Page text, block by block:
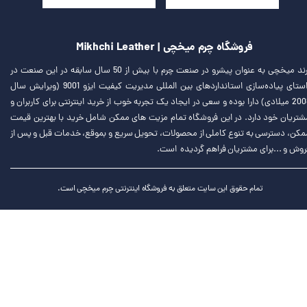
فروشگاه چرم میخچی | Mikhchi Leather
برند میخچی به عنوان پیشرو در صنعت چرم با بیش از 50 سال سابقه در این صنعت در
راستای پیاده‌سازی استانداردهای بین المللی مدیریت کیفیت ایزو 9001 (ویرایش سال
2008 میلادی) دارا بوده و سعی در ایجاد یک تجربه خوب از خرید اینترنتی برای کاربران و
خود دارد. در این فروشگاه تمام مزیت های ممکن شامل خرید با بهترین قیمت
دسترسی به تنوع کاملی از محصولات، تحویل سریع و بموقع، خدمات قبل و پس از
و ...برای مشتریان فراهم گردیده است.
تمام حقوق این سایت متعلق به فروشگاه اینترنتی چرم میخچی است.